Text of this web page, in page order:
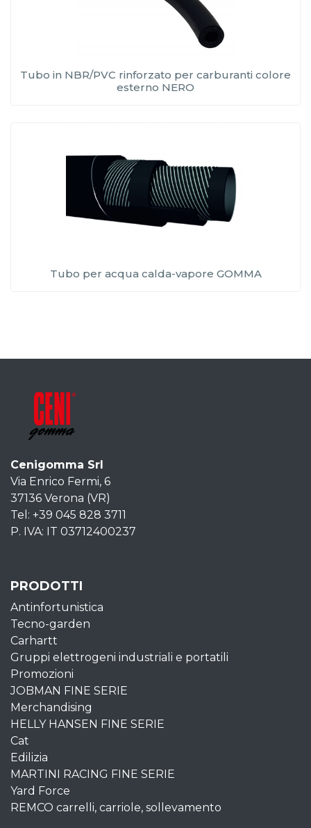
Tubo in NBR/PVC rinforzato per carburanti colore
esterno NERO
Tubo per acqua calda-vapore GOMMA
Cenigomma Srl
Via Enrico Fermi, 6
37136 Verona (VR)
Tel: +39 045 828 3711
P. IVA: IT 03712400237
PRODOTTI
Antinfortunistica
Tecno-garden
Carhartt
Gruppi elettrogeni industriali e portatili
Promozioni
JOBMAN FINE SERIE
Merchandising
HELLY HANSEN FINE SERIE
Cat
Edilizia
MARTINI RACING FINE SERIE
Yard Force
REMCO carrelli, carriole, sollevamento